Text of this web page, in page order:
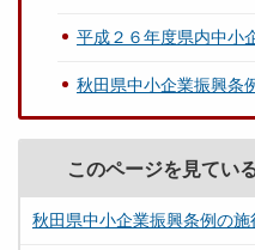
平成２６年度県内中小
秋田県中小企業振興条
このページを見てい
秋田県中小企業振興条例の施